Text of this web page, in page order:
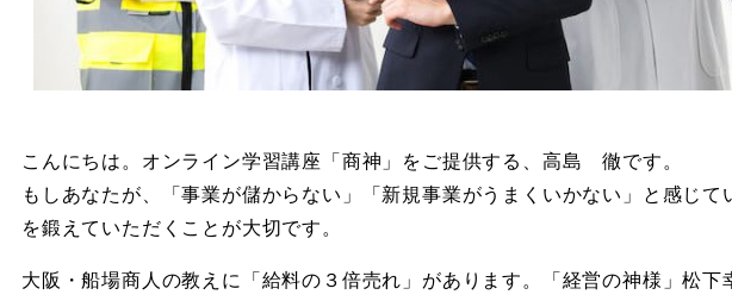
こんにちは。オンライン学習講座「商神」をご提供する、高島 徹です。
もしあなたが、「事業が儲からない」「新規事業がうまくいかない」と感じて
を鍛えていただくことが大切です。
大阪・船場商人の教えに「給料の３倍売れ」があります。「経営の神様」松